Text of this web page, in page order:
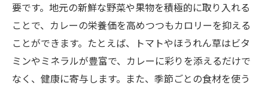
要です。地元の新鮮な野菜や果物を積極的に取り入れる
ことで、カレーの栄養価を高めつつもカロリーを抑える
ことができます。たとえば、トマトやほうれん草はビタ
ミンやミネラルが豊富で、カレーに彩りを添えるだけで
なく、健康に寄与します。また、季節ごとの食材を使う